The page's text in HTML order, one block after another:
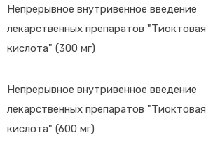
Непрерывное внутривенное введение
лекарственных препаратов "Тиоктовая
кислота" (300 мг)
Непрерывное внутривенное введение
лекарственных препаратов "Тиоктовая
кислота" (600 мг)